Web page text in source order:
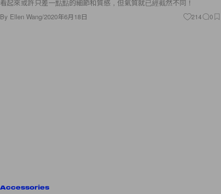
看起來或許只差一點點的細節和質感，但氣質就已經截然不同！
By Ellen Wang/2020年6月18日 214 0
Accessories